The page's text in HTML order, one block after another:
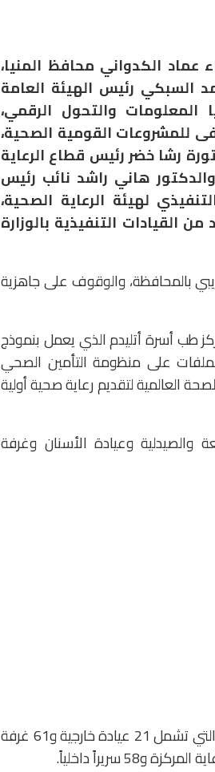
عماد الكدواني محافظ المنيا،
السبكي رئيس الهيئة العامة
المعلومات والتحول الرقمي،
للمشروعات القومية الصحية،
رشا خضر رئيس قطاع الرعاية
والدكتور هاني راشد نائب رئيس
لهيئة الرعاية الصحية،
القيادات التنفيذية بالوزارة
بالمحافظة، والوقوف على جاهزية
طب أسرة أتليدم الذي يعمل بنموذج
هذه الملفات على منظومة التأمين الصحي
العالمية لتقديم رعاية صحية أولية
والصيدلية وعيادة الأسنان وغرفة
كما تفقد مستشفى ملوي التخصصي، واستمع إلى عرض شامل عن خدماته التي تشمل 21 عيادة خارجية و61 غرفة